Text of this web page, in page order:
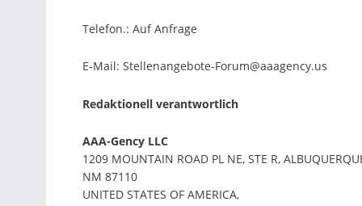
Telefon.: Auf Anfrage
E-Mail: Stellenangebote-Forum@aaagency.us
Redaktionell verantwortlich
AAA-Gency LLC
1209 MOUNTAIN ROAD PL NE, STE R,
NM 87110
UNITED STATES OF AMERICA,